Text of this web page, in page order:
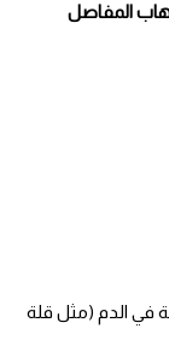
المفاصل
في الدم (مثل قلة